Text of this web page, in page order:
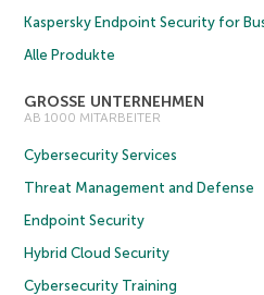
Kaspersky Endpoint Security for
Alle Produkte
GROSSE UNTERNEHMEN
AB 1000 MITARBEITER
Cybersecurity Services
Threat Management and Defense
Endpoint Security
Hybrid Cloud Security
Cybersecurity Training